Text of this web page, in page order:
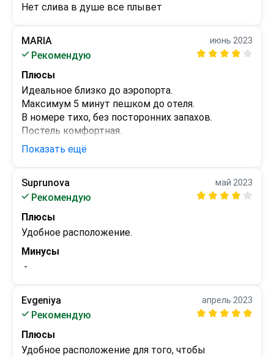
Нет слива в душе все плывет
MARIA
Рекомендую
июнь 2023
Плюсы
Идеальное близко до аэропорта.
Максимум 5 минут пешком до отеля.
В номере тихо, без посторонних запахов.
Постель комфортная.
Минусы
Ощущение, что посетители отвлекают
официанток от "важных дел".
Во время звезда не работал бассейн,  а его
наличие было тоже важно при выборе отеля.
Показать ещё
Suprunova
Рекомендую
май 2023
Плюсы
Удобное расположение.
Минусы
-
Evgeniya
Рекомендую
апрель 2023
Плюсы
Удобное расположение для того, чтобы